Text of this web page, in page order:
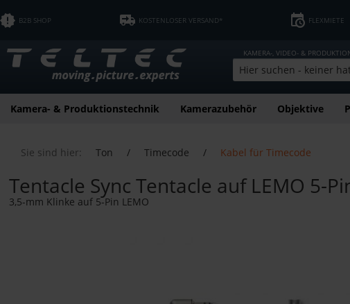
B2B SHOP KOSTENLOSER VERSAND* FLEXMIETE
KAMERA-, VIDEO- &
Kamera- & Produktionstechnik Kamerazubehör Objektive
Sie sind hier: Ton / Timecode / Kabel für Timecode
Tentacle Sync Tentacle auf LEMO 5-
3,5-mm Klinke auf 5-Pin LEMO